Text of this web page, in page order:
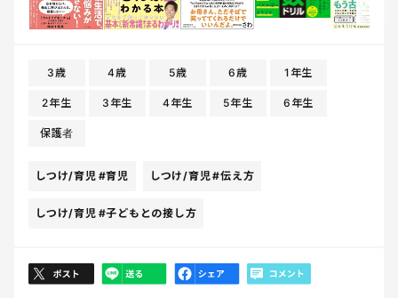
3歳 4歳 5歳 6歳 1年生
2年生 3年生 4年生 5年生 6年生
保護者
しつけ/育児 #育児 しつけ/育児#伝え方
しつけ/育児 #子どもとの接し方